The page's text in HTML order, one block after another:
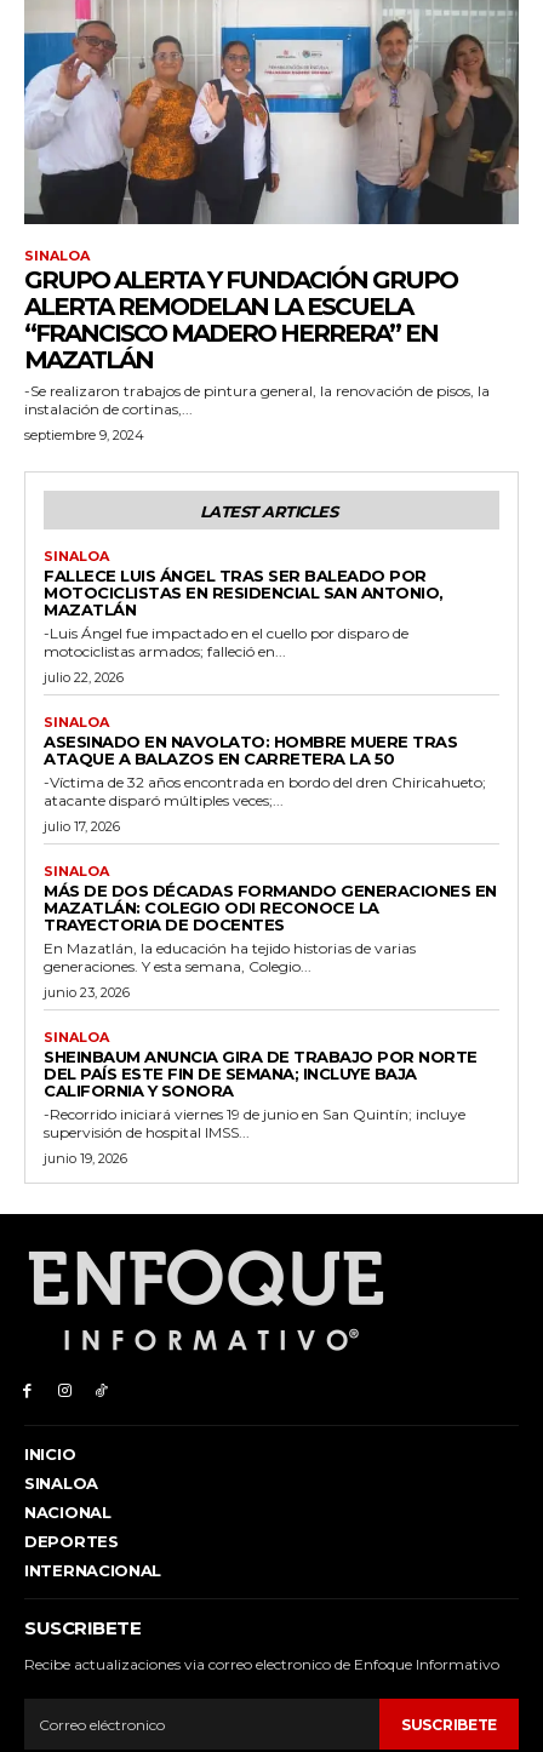
SINALOA
GRUPO ALERTA Y FUNDACIÓN GRUPO
ALERTA REMODELAN LA ESCUELA
“FRANCISCO MADERO HERRERA” EN
MAZATLÁN
-Se realizaron trabajos de pintura general, la renovación de pisos, la
instalación de cortinas,...
septiembre 9, 2024
LATEST ARTICLES
SINALOA
FALLECE LUIS ÁNGEL TRAS SER BALEADO POR
MOTOCICLISTAS EN RESIDENCIAL SAN ANTONIO,
MAZATLÁN
-Luis Ángel fue impactado en el cuello por disparo de
motociclistas armados; falleció en...
julio 22, 2026
SINALOA
ASESINADO EN NAVOLATO: HOMBRE MUERE TRAS
ATAQUE A BALAZOS EN CARRETERA LA 50
-Víctima de 32 años encontrada en bordo del dren Chiricahueto;
atacante disparó múltiples veces;...
julio 17, 2026
SINALOA
MÁS DE DOS DÉCADAS FORMANDO GENERACIONES EN
MAZATLÁN: COLEGIO ODI RECONOCE LA
TRAYECTORIA DE DOCENTES
En Mazatlán, la educación ha tejido historias de varias
generaciones. Y esta semana, Colegio...
junio 23, 2026
SINALOA
SHEINBAUM ANUNCIA GIRA DE TRABAJO POR NORTE
DEL PAÍS ESTE FIN DE SEMANA; INCLUYE BAJA
CALIFORNIA Y SONORA
-Recorrido iniciará viernes 19 de junio en San Quintín; incluye
supervisión de hospital IMSS...
junio 19, 2026
INICIO
SINALOA
NACIONAL
DEPORTES
INTERNACIONAL
SUSCRIBETE
Recibe actualizaciones via correo electronico de Enfoque Informativo
SUSCRIBETE